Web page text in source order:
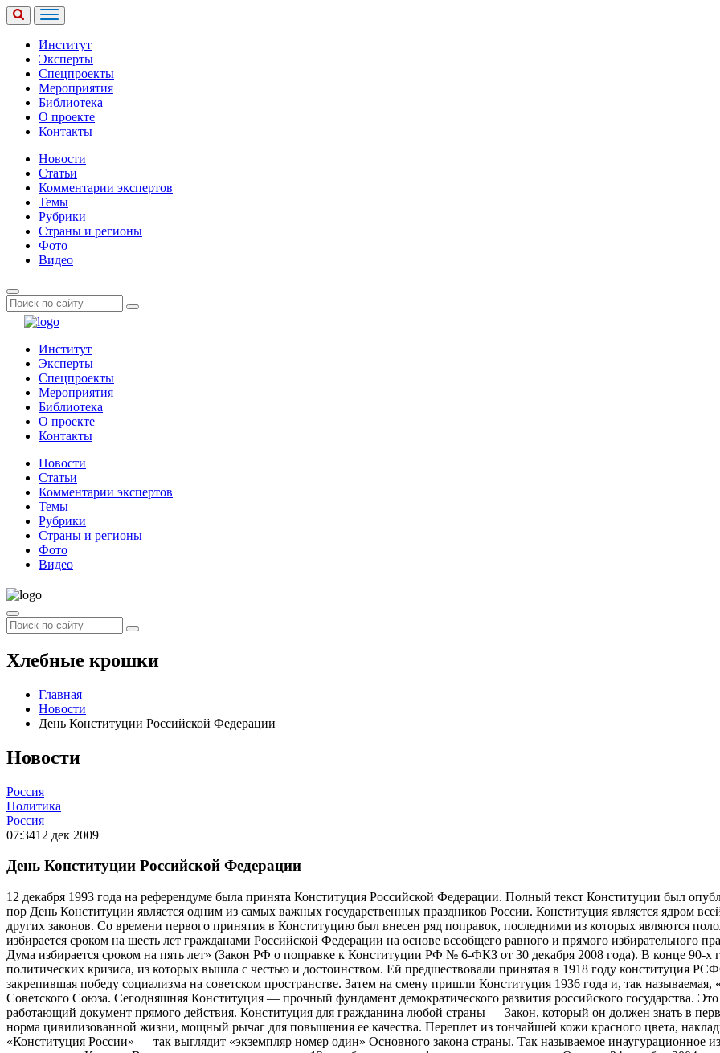
Институт
Эксперты
Спецпроекты
Мероприятия
Библиотека
О проекте
Контакты
Новости
Статьи
Комментарии экспертов
Темы
Рубрики
Страны и регионы
Фото
Видео
Институт
Эксперты
Спецпроекты
Мероприятия
Библиотека
О проекте
Контакты
Новости
Статьи
Комментарии экспертов
Темы
Рубрики
Страны и регионы
Фото
Видео
Хлебные крошки
Главная
Новости
День Конституции Российской Федерации
Новости
Россия
Политика
Россия
07:3412 дек 2009
День Конституции Российской Федерации
12 декабря 1993 года на референдуме была принята Конституция Российской Федерации. Полный текст Конституции был
пор День Конституции является одним из самых важных государственных праздников России. Конституция является ядром
других законов. Со времени первого принятия в Конституцию был внесен ряд поправок, последними из которых являются
избирается сроком на шесть лет гражданами Российской Федерации на основе всеобщего равного и прямого избирательного
Дума избирается сроком на пять лет» (Закон РФ о поправке к Конституции РФ № 6-ФКЗ от 30 декабря 2008 года). В конце 90-х
политических кризиса, из которых вышла с честью и достоинством. Ей предшествовали принятая в 1918 году конституция
закрепившая победу социализма на советском пространстве. Затем на смену пришли Конституция 1936 года и, так называемая,
Советского Союза. Сегодняшняя Конституция — прочный фундамент демократического развития российского государства.
работающий документ прямого действия. Конституция для гражданина любой страны — Закон, который он должен знать в
норма цивилизованной жизни, мощный рычаг для повышения ее качества. Переплет из тончайшей кожи красного цвета,
«Конституция России» — так выглядит «экземпляр номер один» Основного закона страны. Так называемое инаугурационное